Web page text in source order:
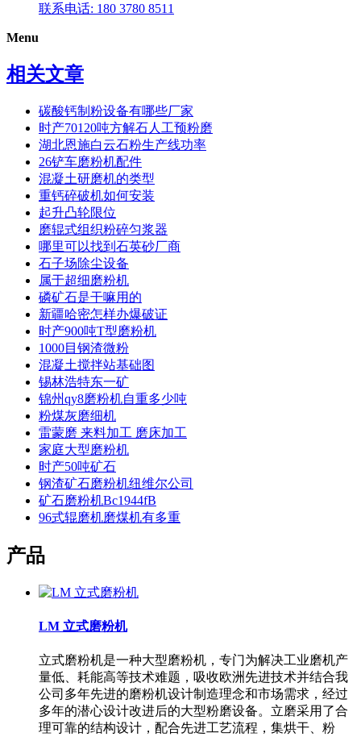
联系电话: 180 3780 8511
Menu
相关文章
碳酸钙制粉设备有哪些厂家
时产70120吨方解石人工预粉磨
湖北恩施白云石粉生产线功率
26铲车磨粉机配件
混凝土研磨机的类型
重钙碎破机如何安装
起升凸轮限位
磨辊式组织粉碎匀浆器
哪里可以找到石英砂厂商
石子场除尘设备
属于超细磨粉机
磷矿石是干嘛用的
新疆哈密怎样办爆破证
时产900吨T型磨粉机
1000目钢渣微粉
混凝土搅拌站基础图
锡林浩特东一矿
锦州qy8磨粉机自重多少吨
粉煤灰磨细机
雷蒙磨 来料加工 磨床加工
家庭大型磨粉机
时产50吨矿石
钢渣矿石磨粉机纽维尔公司
矿石磨粉机Bc1944fB
96式辊磨机磨煤机有多重
产品
LM 立式磨粉机
立式磨粉机是一种大型磨粉机，专门为解决工业磨机产
量低、耗能高等技术难题，吸收欧洲先进技术并结合我
公司多年先进的磨粉机设计制造理念和市场需求，经过
多年的潜心设计改进后的大型粉磨设备。立磨采用了合
理可靠的结构设计，配合先进工艺流程，集烘干、粉